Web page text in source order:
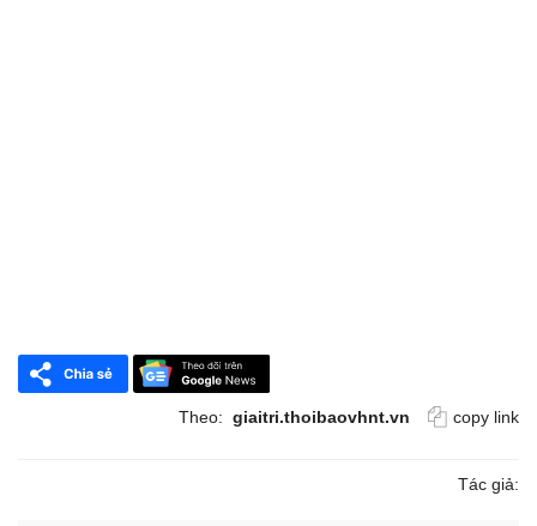
Theo: giaitri.thoibaovhnt.vn copy link
Tác giả: